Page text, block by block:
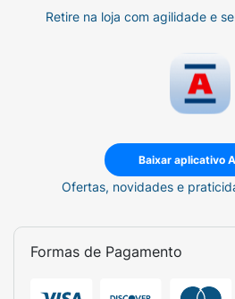
Retire na loja com agilidade e
Baixar aplicativo
Ofertas, novidades e
Formas de Pagamento